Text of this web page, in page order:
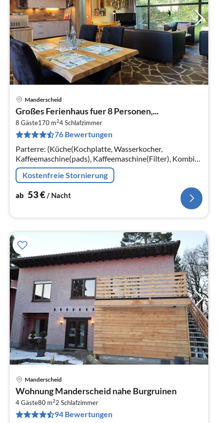
Manderscheid
Großes Ferienhaus fuer 8 Personen,...
8 Gäste170 m24Schlafzimmer
76 Bewertungen
Parterre: (Küche(Kochplatte, Wasserkocher,
Kaffeemaschine(pads), Kaffeemaschine(Filter), Kombi-
Mikrowelle, Spülmaschine, Kühl-/Gefrierkombination)
Kostenfreie Stornierung
ab 53€/ Nacht
Manderscheid
Wohnung Manderscheid nahe Burgruinen
4 Gäste80 m22 Schlafzimmer
94 Bewertungen